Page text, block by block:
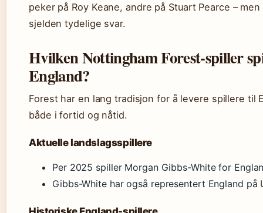
peker på Roy Keane, andre på Stuart Pearce –
sjelden tydelige svar.
Hvilken Nottingham Forest-spiller
England?
Forest har en lang tradisjon for å levere spillere til
både i fortid og nåtid.
Aktuelle landslagsspillere
Per 2025 spiller Morgan Gibbs-White for
Gibbs-White har også representert England på